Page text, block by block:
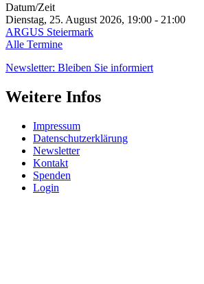
Datum/Zeit
Dienstag, 25. August 2026, 19:00 - 21:00
ARGUS Steiermark
Alle Termine
Newsletter: Bleiben Sie informiert
Weitere Infos
Impressum
Datenschutzerklärung
Newsletter
Kontakt
Spenden
Login